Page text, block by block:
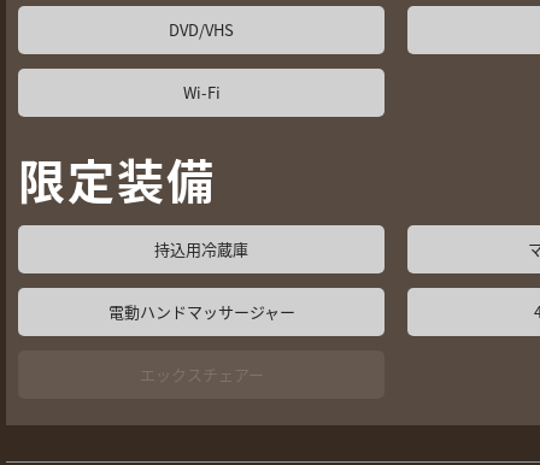
DVD/VHS
Wi-Fi
限定装備
持込用冷蔵庫
電動ハンドマッサージャー
エックスチェアー